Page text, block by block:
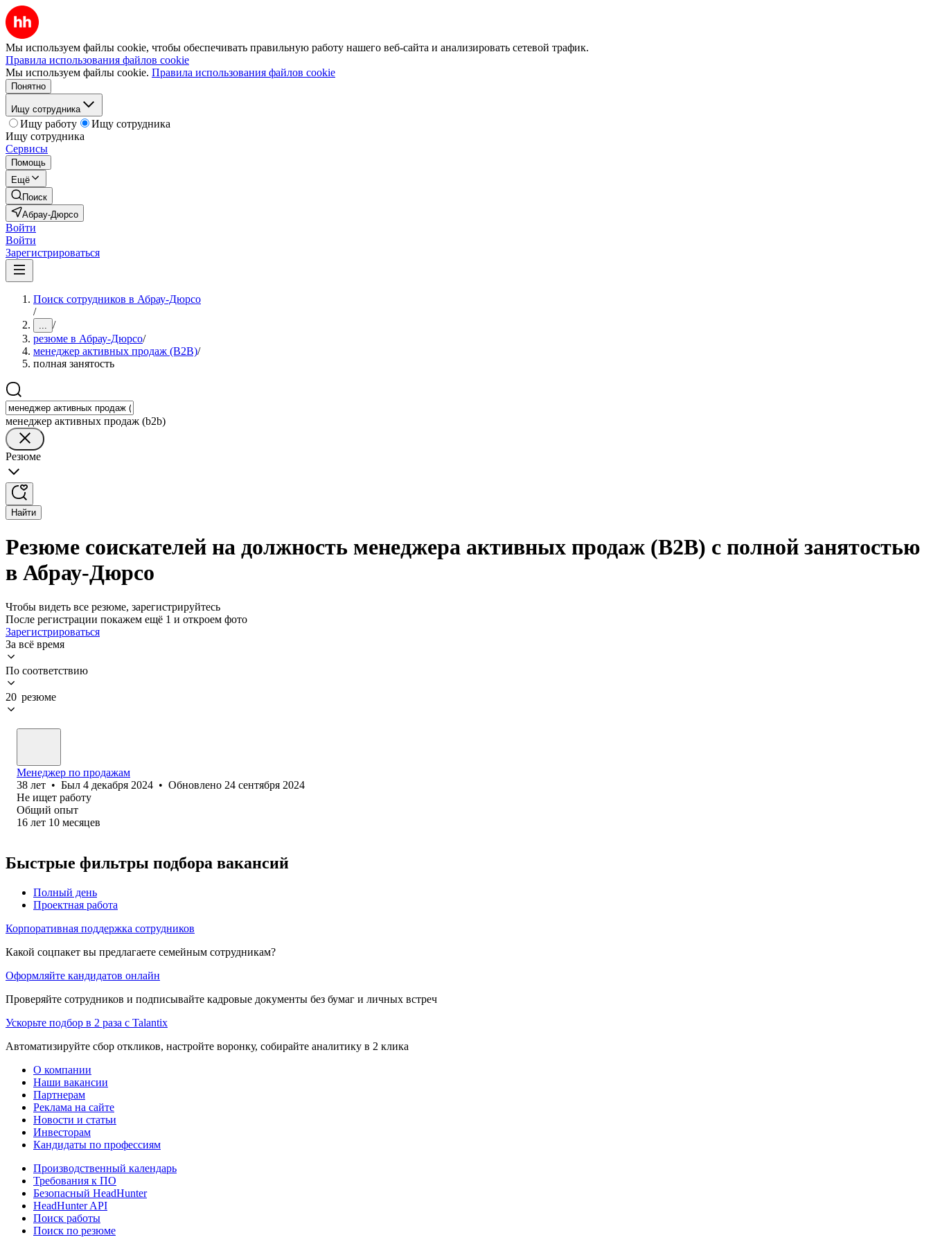
Мы используем файлы cookie, чтобы обеспечивать правильную работу нашего веб-сайта и анализировать сетевой трафик.
Правила использования файлов cookie
Мы используем файлы cookie. Правила использования файлов cookie
Понятно
Ищу сотрудника
Ищу работу
Ищу сотрудника
Ищу сотрудника
Сервисы
Помощь
Ещё
Поиск
Абрау-Дюрсо
Войти
Войти
Зарегистрироваться
Поиск сотрудников в Абрау-Дюрсо
/
... /
резюме в Абрау-Дюрсо/
менеджер активных продаж (B2B)/
полная занятость
менеджер активных продаж (b2b)
Резюме
Найти
Резюме соискателей на должность менеджера активных продаж (B2B) с полной занятостью
в Абрау-Дюрсо
Чтобы видеть все резюме, зарегистрируйтесь
После регистрации покажем ещё 1 и откроем фото
Зарегистрироваться
За всё время
По соответствию
20 резюме
Менеджер по продажам
38 лет • Был 4 декабря 2024 • Обновлено 24 сентября 2024
Не ищет работу
Общий опыт
16 лет 10 месяцев
Быстрые фильтры подбора вакансий
Полный день
Проектная работа
Корпоративная поддержка сотрудников
Какой соцпакет вы предлагаете семейным сотрудникам?
Оформляйте кандидатов онлайн
Проверяйте сотрудников и подписывайте кадровые документы без бумаг и личных встреч
Ускорьте подбор в 2 раза с Talantix
Автоматизируйте сбор откликов, настройте воронку, собирайте аналитику в 2 клика
О компании
Наши вакансии
Партнерам
Реклама на сайте
Новости и статьи
Инвесторам
Кандидаты по профессиям
Производственный календарь
Требования к ПО
Безопасный HeadHunter
HeadHunter API
Поиск работы
Поиск по резюме